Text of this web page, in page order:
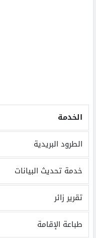
الخدمة
الطرود البريدية
خدمة تحديث البيانات
تقرير زائر
طباعة الإقامة